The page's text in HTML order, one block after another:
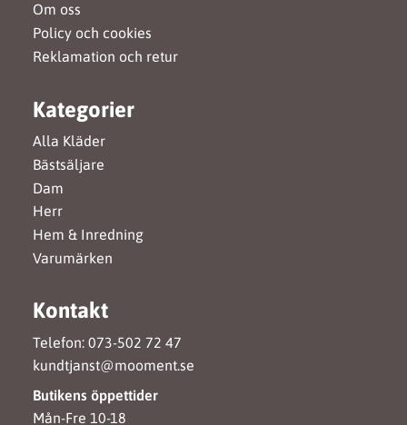
Om oss
Policy och cookies
Reklamation och retur
Kategorier
Alla Kläder
Bästsäljare
Dam
Herr
Hem & Inredning
Varumärken
Kontakt
Telefon: 073-502 72 47
kundtjanst@mooment.se
Butikens öppettider
Mån-Fre 10-18